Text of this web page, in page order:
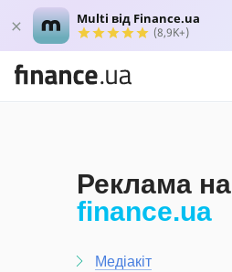
Multi від Finance.ua
(8,9K+)
Реклама на
finance.ua
Медіакіт